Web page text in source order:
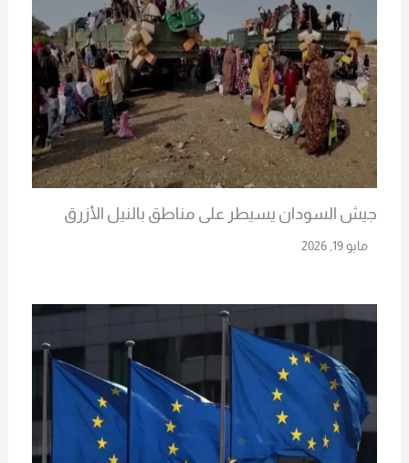
جيش السودان يسيطر على مناطق بالنيل الأزرق
مايو 19, 2026